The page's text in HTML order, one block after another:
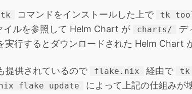
tk コマンドをインストールした上で tk
イルを参照して Helm Chart が
charts/
デ
実行するとダウンロードされた Helm Chart
提供されているので flake.nix 経由で tk
flake update
によって上記の仕組みが